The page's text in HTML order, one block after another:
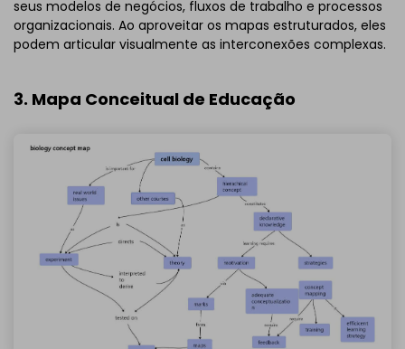
seus modelos de negócios, fluxos de trabalho e processos
organizacionais. Ao aproveitar os mapas estruturados, eles
podem articular visualmente as interconexões complexas.
3. Mapa Conceitual de Educação